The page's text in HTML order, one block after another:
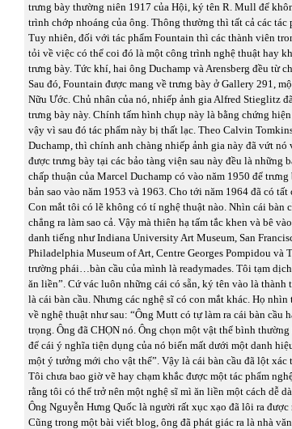
trưng bày thường niên 1917 của Hội, ký tên R. Mull để
trình chớp nhoáng của ông. Thông thường thì tất cả các
Tuy nhiên, đối với tác phẩm Fountain thì các thành viên
tỏi về việc có thể coi đó là một công trình nghệ thuật hay
trưng bày. Tức khí, hai ông Duchamp và Arensberg đều từ
Sau đó, Fountain được mang về trưng bày ở Gallery 291,
Nữu Ước. Chủ nhân của nó, nhiếp ảnh gia Alfred Stieglitz
trưng bày này. Chính tấm hình chụp này là bằng chứng
vậy vì sau đó tác phẩm này bị thất lạc. Theo Calvin
Duchamp, thì chính anh chàng nhiếp ảnh gia này đã vứt
được trưng bày tại các bảo tàng viện sau này đều là những
chấp thuận của Marcel Duchamp có vào năm 1950 để
bản sao vào năm 1953 và 1963. Cho tới năm 1964 đã có tất
Con mắt tôi có lẽ không có tí nghệ thuật nào. Nhìn cái bàn
chẳng ra làm sao cả. Vậy mà thiên hạ tấm tắc khen và bê
danh tiếng như Indiana University Art Museum, San
Philadelphia Museum of Art, Centre Georges Pompidou và
trường phái…bàn cầu của mình là readymades. Tôi tạm
ăn liền”. Cứ vác luôn những cái có sẵn, ký tên vào là thành
là cái bàn cầu. Nhưng các nghệ sĩ có con mắt khác. Họ
về nghệ thuật như sau: “Ông Mutt có tự làm ra cái bàn cầu
trọng. Ông đã CHỌN nó. Ông chọn một vật thể bình
để cái ý nghĩa tiện dụng của nó biến mất dưới một danh
một ý tưởng mới cho vật thể”. Vậy là cái bàn cầu đã lột xác
Tôi chưa bao giờ vẽ hay chạm khắc được một tác phẩm
rằng tôi có thể trở nên một nghệ sĩ mì ăn liền một cách dễ
Ông Nguyễn Hưng Quốc là người rất xục xạo đã lôi ra
Cũng trong một bài viết blog, ông đã phát giác ra là nhà